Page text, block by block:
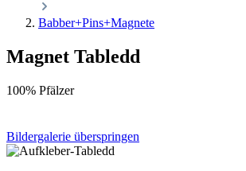
Babber+Pins+Magnete
Magnet Tabledd
100% Pfälzer
Bildergalerie überspringen